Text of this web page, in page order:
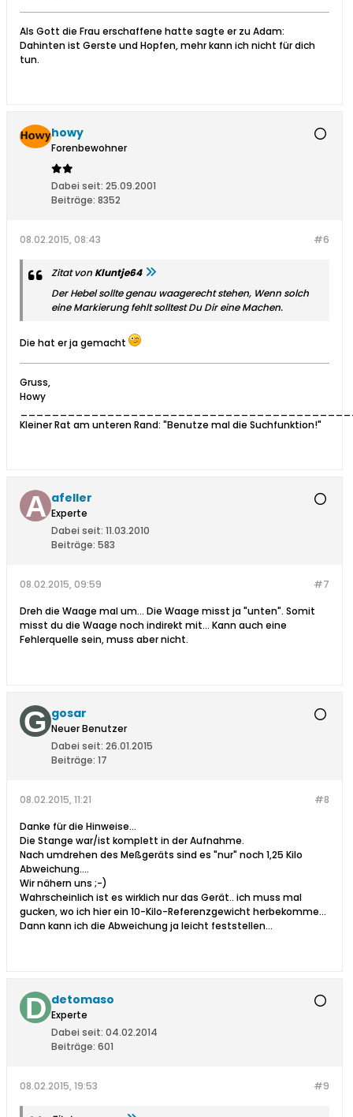
Als Gott die Frau erschaffene hatte sagte er zu Adam:
Dahinten ist Gerste und Hopfen, mehr kann ich nicht für dich
tun.
howy
Forenbewohner
Dabei seit: 25.09.2001
Beiträge: 8352
#6
08.02.2015, 08:43
Zitat vonKluntje64
Der Hebel sollte genau waagerecht stehen, Wenn solch
eine Markierung fehlt solltest Du Dir eine Machen.
Die hat er ja gemacht
Gruss,
Howy
Kleiner Rat am unteren Rand: "Benutze mal die Suchfunktion!"
afeller
Experte
Dabei seit: 11.03.2010
Beiträge: 583
#7
08.02.2015, 09:59
Dreh die Waage mal um... Die Waage misst ja "unten". Somit
misst du die Waage noch indirekt mit... Kann auch eine
Fehlerquelle sein, muss aber nicht.
gosar
Neuer Benutzer
Dabei seit: 26.01.2015
Beiträge: 17
#8
08.02.2015, 11:21
Danke für die Hinweise...
Die Stange war/ist komplett in der Aufnahme.
Nach umdrehen des Meßgeräts sind es "nur" noch 1,25 Kilo
Abweichung....
Wir nähern uns ;-)
Wahrscheinlich ist es wirklich nur das Gerät.. ich muss mal
gucken, wo ich hier ein 10-Kilo-Referenzgewicht herbekomme...
Dann kann ich die Abweichung ja leicht feststellen...
detomaso
Experte
Dabei seit: 04.02.2014
Beiträge: 601
#9
08.02.2015, 19:53